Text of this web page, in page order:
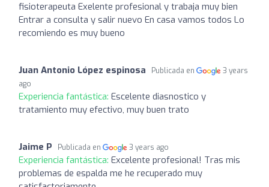
fisioterapeuta Exelente profesional y trabaja muy bien
Entrar a consulta y salir nuevo En casa vamos todos Lo
recomiendo es muy bueno
Juan Antonio López espinosa Publicada en
3 years
ago
Experiencia fantástica: Escelente diasnostico y
tratamiento muy efectivo, muy buen trato
Jaime P Publicada en 3 years ago
Experiencia fantástica: Excelente profesional! Tras mis
problemas de espalda me he recuperado muy